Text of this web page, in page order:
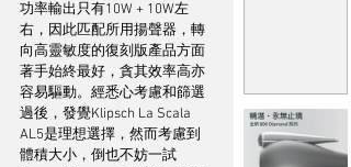
功率輸出只有10W + 10W左
右，因此匹配所用揚聲器，轉
向高靈敏度的復刻版產品方面
著手始終最好，貪其效率高亦
容易驅動。經悉心考慮和篩選
過後，發覺Klipsch La Scala
AL5是理想選擇，然而考慮到
體積大小，倒也不妨一試